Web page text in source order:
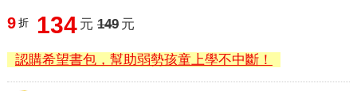
9 折 134 元 149 元
認購希望書包，幫助弱勢孩童上學不中斷！